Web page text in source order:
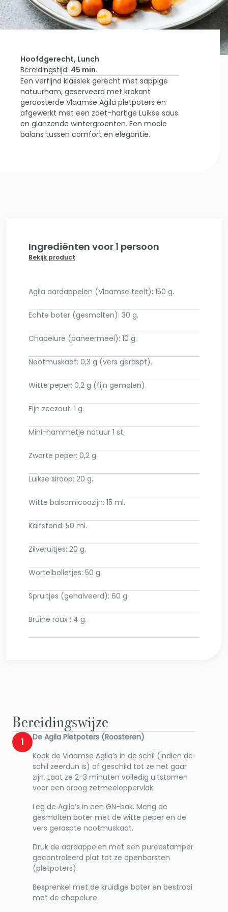
Home
Laat Je
Inspireren
Natuurham
Met Luikse
Saus en
Geroosterde
Hoofdgerecht, Lunch
Bereidingstijd: 45 min.
Een verfijnd klassiek gerecht met sappige
natuurham, geserveerd met krokant
geroosterde Vlaamse Agila pletpoters en
afgewerkt met een zoet-hartige Luikse saus
en glanzende wintergroenten. Een mooie
balans tussen comfort en elegantie.
Ingrediënten voor 1 persoon
Bekijk product
Agila aardappelen (Vlaamse teelt): 150 g.
Echte boter (gesmolten): 30 g.
Chapelure (paneermeel): 10 g.
Nootmuskaat: 0,3 g (vers geraspt).
Witte peper: 0,2 g (fijn gemalen).
Fijn zeezout: 1 g.
Mini-hammetje natuur 1 st.
Zwarte peper: 0,2 g.
Luikse siroop: 20 g.
Witte balsamicoazijn: 15 ml.
Kalfsfond: 50 ml.
Zilveruitjes: 20 g.
Wortelbolletjes: 50 g.
Spruitjes (gehalveerd): 60 g.
Bruine roux : 4 g.
Bereidingswijze
1
De Agila Pletpoters (Roosteren)
Kook de Vlaamse Agila’s in de schil (indien de
schil zeerdun is) of geschild tot ze net gaar
zijn. Laat ze 2-3 minuten volledig uitstomen
voor een droog zetmeeloppervlak.
Leg de Agila’s in een GN-bak. Meng de
gesmolten boter met de witte peper en de
vers geraspte nootmuskaat.
Druk de aardappelen met een pureestamper
gecontroleerd plat tot ze openbarsten
(pletpoters).
Besprenkel met de kruidige boter en bestrooi
met de chapelure.